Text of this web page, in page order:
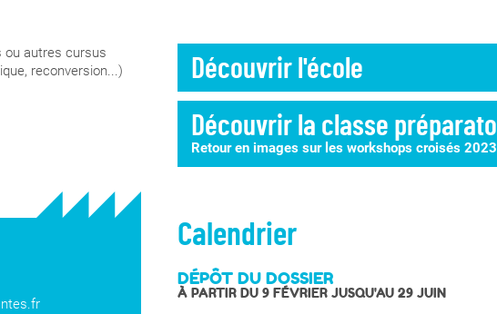
ou autres cursus
reconversion...)
Découvrir l'école
Découvrir la classe
Retour en images sur les workshops croisés 2023
Calendrier
DÉPÔT DU DOSSIER
À PARTIR DU 9 FÉVRIER JUSQU'AU 29 JUIN